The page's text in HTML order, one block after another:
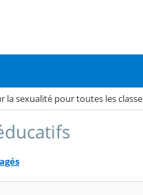
la sexualité pour toutes les